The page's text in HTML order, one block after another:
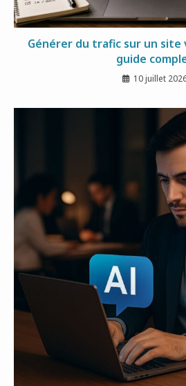
Générer du trafic sur un site
guide
10 juillet